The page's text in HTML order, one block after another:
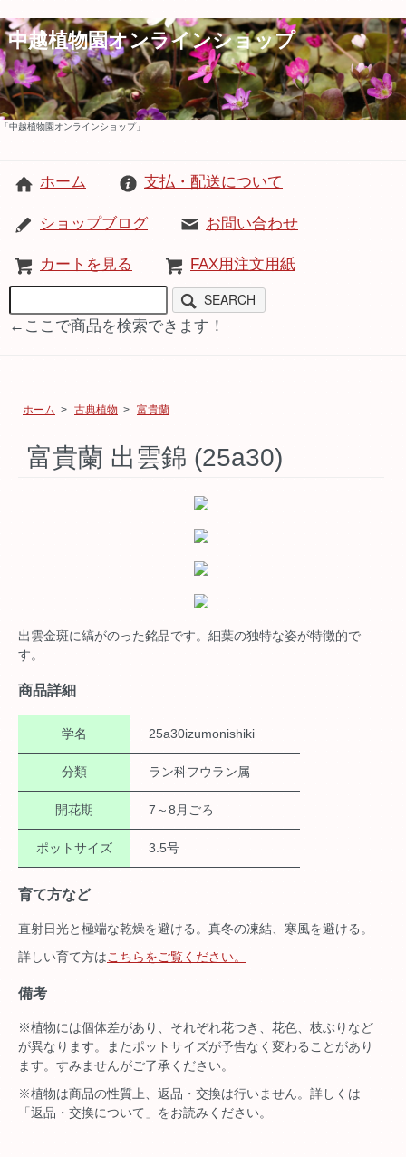
中越植物園オンラインショップ
「中越植物園オンラインショップ」
ホーム 支払・配送について
ショップブログ お問い合わせ
カートを見る FAX用注文用紙
SEARCH
←ここで商品を検索できます！
ホーム > 古典植物 > 富貴蘭
富貴蘭 出雲錦 (25a30)
出雲金斑に縞がのった銘品です。細葉の独特な姿が特徴的で
す。
商品詳細
学名 25a30izumonishiki
分類 ラン科フウラン属
開花期 7～8月ごろ
ポットサイズ 3.5号
育て方など
直射日光と極端な乾燥を避ける。真冬の凍結、寒風を避ける。
詳しい育て方はこちらをご覧ください。
備考
※植物には個体差があり、それぞれ花つき、花色、枝ぶりなど
が異なります。またポットサイズが予告なく変わることがあり
ます。すみませんがご了承ください。
※植物は商品の性質上、返品・交換は行いません。詳しくは
「返品・交換について」をお読みください。